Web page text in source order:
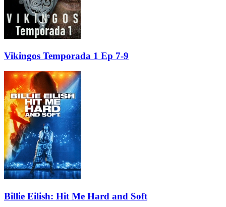
Vikingos Temporada 1 Ep 7-9
Billie Eilish: Hit Me Hard and Soft